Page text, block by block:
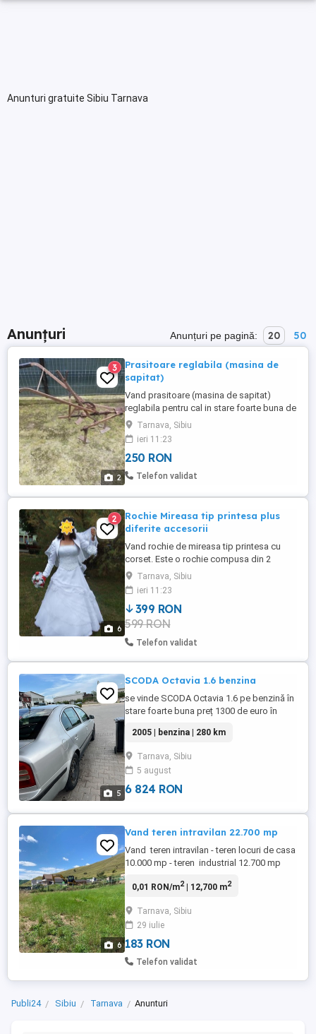
Anunturi gratuite Sibiu Tarnava
Anunțuri Anunțuri pe pagină: 20 50
2
3
Prasitoare reglabila (masina de
sapitat)
Vand prasitoare (masina de sapitat)
reglabila pentru cal in stare foarte buna de
funcționare. Materiale de calitate. Se
poate regla în funcție de latimea randului.
Pret 250 lei. Nu trimit prin curier. Doar
predare personala.
Tarnava, Sibiu
ieri 11:23
250 RON
Telefon validat
6
2
Rochie Mireasa tip printesa plus
diferite accesorii
Vand rochie de mireasa tip printesa cu
corset. Este o rochie compusa din 2
piese. 1. Corset. Marimea 44 2. Fusta. Talia
este de 68cm Umerii sunt goi. In poze nu
se vad umerii goi caci mireasa a purtat
Bolero. Corsetul se poate ajusta 1-2
marimi. Este purtata o singura data. A fost
curatata profesional ...
Tarnava, Sibiu
ieri 11:23
399 RON
599 RON
Telefon validat
5
SCODA Octavia 1.6 benzina
se vinde SCODA Octavia 1.6 pe benzină în
stare foarte buna preț 1300 de euro în
informații sunați la Cucerzan Paul
Constantin
2005 | benzina | 280 km
Tarnava, Sibiu
5 august
6 824 RON
6
Vand teren intravilan 22.700 mp
Vand teren intravilan - teren locuri de casa
10.000 mp - teren industrial 12.700 mp
nevoile fiecărui cumpărător. Terenul se
0,01 RON/m2| 12,700 m2
Tarnava, Sibiu
29 iulie
183 RON
Telefon validat
Publi24 Sibiu Tarnava Anunturi